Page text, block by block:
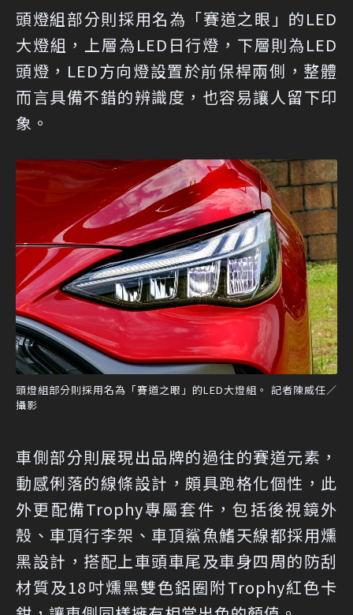
頭燈組部分則採用名為「賽道之眼」的LED
大燈組，上層為LED日行燈，下層則為LED
頭燈，LED方向燈設置於前保桿兩側，整體
而言具備不錯的辨識度，也容易讓人留下印
象。
頭燈組部分則採用名為「賽道之眼」的LED大燈組。 記者陳威任／
攝影
車側部分則展現出品牌的過往的賽道元素，
動感俐落的線條設計，頗具跑格化個性，此
外更配備Trophy專屬套件，包括後視鏡外
殼、車頂行李架、車頂鯊魚鰭天線都採用燻
黑設計，搭配上車頭車尾及車身四周的防刮
材質及18吋燻黑雙色鋁圈附Trophy紅色卡